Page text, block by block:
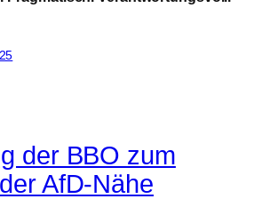
der BBO zum
AfD-Nähe